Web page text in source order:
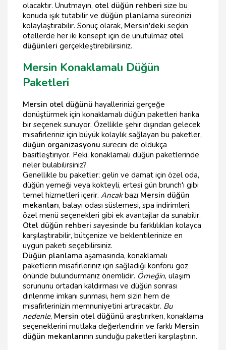
olacaktır. Unutmayın, otel düğün rehberi size bu
konuda ışık tutabilir ve düğün planlama sürecinizi
kolaylaştırabilir. Sonuç olarak, Mersin'deki seçkin
otellerde her iki konsept için de unutulmaz otel
düğünleri gerçekleştirebilirsiniz.
Mersin Konaklamalı Düğün
Paketleri
Mersin otel düğünü hayallerinizi gerçeğe
dönüştürmek için konaklamalı düğün paketleri harika
bir seçenek sunuyor. Özellikle şehir dışından gelecek
misafirleriniz için büyük kolaylık sağlayan bu paketler,
düğün organizasyonu sürecini de oldukça
basitleştiriyor. Peki, konaklamalı düğün paketlerinde
neler bulabilirsiniz?
Genellikle bu paketler; gelin ve damat için özel oda,
düğün yemeği veya kokteyli, ertesi gün brunch'ı gibi
temel hizmetleri içerir. Ancakbazı Mersin düğün
mekanları, balayı odası süslemesi, spa indirimleri,
özel menü seçenekleri gibi ek avantajlar da sunabilir.
Otel düğün rehberi sayesinde bu farklılıkları kolayca
karşılaştırabilir, bütçenize ve beklentilerinize en
uygun paketi seçebilirsiniz.
Düğün planlama aşamasında, konaklamalı
paketlerin misafirleriniz için sağladığı konforu göz
önünde bulundurmanız önemlidir. Örneğin, ulaşım
sorununu ortadan kaldırması ve düğün sonrası
dinlenme imkanı sunması, hem sizin hem de
misafirlerinizin memnuniyetini artıracaktır. Bu
nedenle, Mersin otel düğünü araştırırken, konaklama
seçeneklerini mutlaka değerlendirin ve farklı Mersin
düğün mekanlarının sunduğu paketleri karşılaştırın.